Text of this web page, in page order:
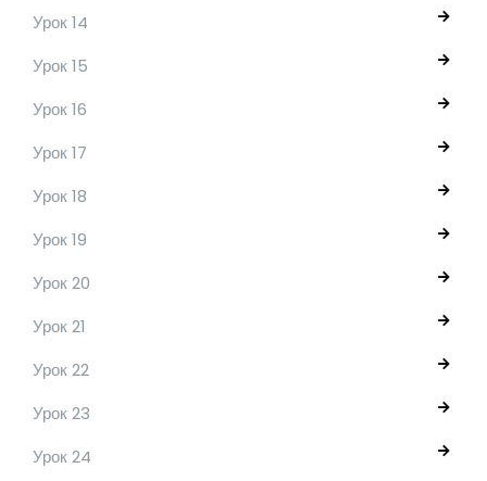
Урок 14
Урок 15
Урок 16
Урок 17
Урок 18
Урок 19
Урок 20
Урок 21
Урок 22
Урок 23
Урок 24